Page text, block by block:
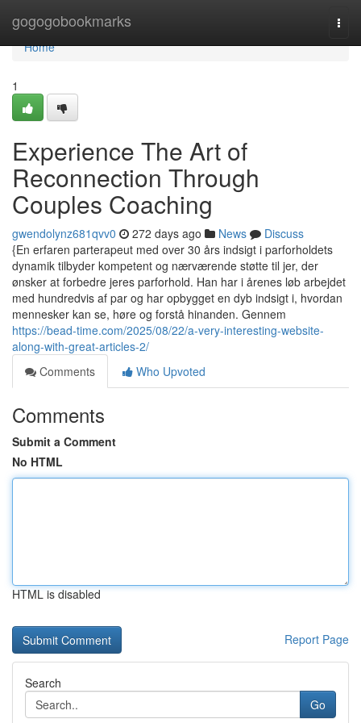
gogogobookmarks
Home
Home
1
Experience The Art of
Reconnection Through
Couples Coaching
gwendolynz681qvv0 272 days ago News
Discuss
{En erfaren parterapeut med over 30 års indsigt i parforholdets
dynamik tilbyder kompetent og nærværende støtte til jer, der
ønsker at forbedre jeres parforhold. Han har i årenes løb arbejdet
med hundredvis af par og har opbygget en dyb indsigt i, hvordan
mennesker kan se, høre og forstå hinanden. Gennem
https://bead-time.com/2025/08/22/a-very-interesting-website-
along-with-great-articles-2/
Comments
Who Upvoted
Comments
Submit a Comment
No HTML
HTML is disabled
Report Page
Search
Go